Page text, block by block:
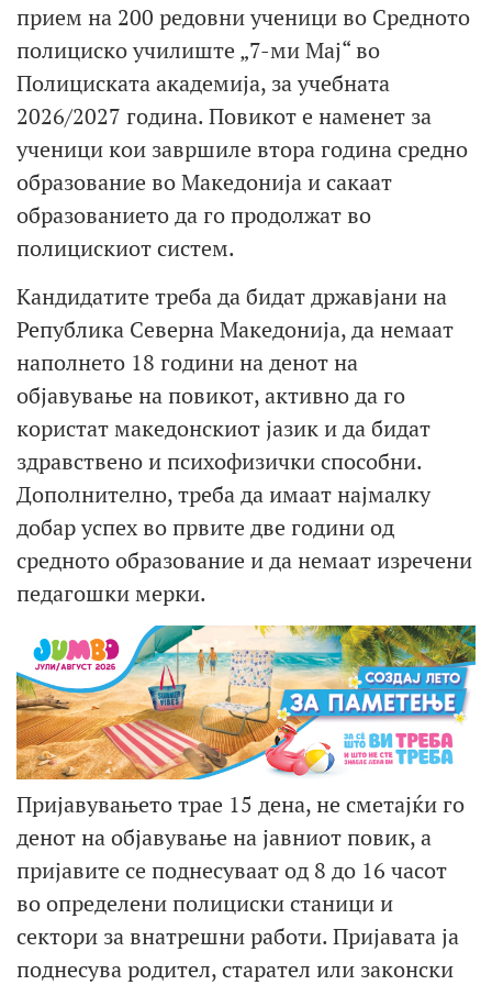
прием на 200 редовни ученици во Средното
полициско училиште „7-ми Мај“ во
Полициската академија, за учебната
2026/2027 година. Повикот е наменет за
ученици кои завршиле втора година средно
образование во Македонија и сакаат
образованието да го продолжат во
полицискиот систем.
Кандидатите треба да бидат државјани на
Република Северна Македонија, да немаат
наполнето 18 години на денот на
објавување на повикот, активно да го
користат македонскиот јазик и да бидат
здравствено и психофизички способни.
Дополнително, треба да имаат најмалку
добар успех во првите две години од
средното образование и да немаат изречени
педагошки мерки.
Пријавувањето трае 15 дена, не сметајќи го
денот на објавување на јавниот повик, а
пријавите се поднесуваат од 8 до 16 часот
во определени полициски станици и
сектори за внатрешни работи. Пријавата ја
поднесува родител, старател или законски